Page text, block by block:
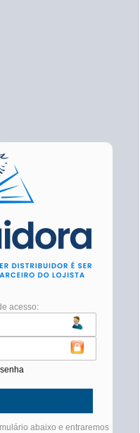
acesso:
abaixo e entraremos